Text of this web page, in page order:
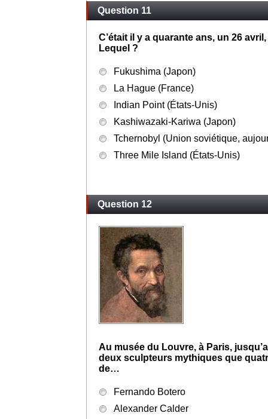
monde entier
Question 11
C’était il y a quarante ans, un 26
Lequel ?
Fukushima (Japon)
La Hague (France)
Indian Point (États-Unis)
Three Mile Island (États-Unis)
Question 12
Au musée du Louvre, à Paris,
deux sculpteurs mythiques que
de…